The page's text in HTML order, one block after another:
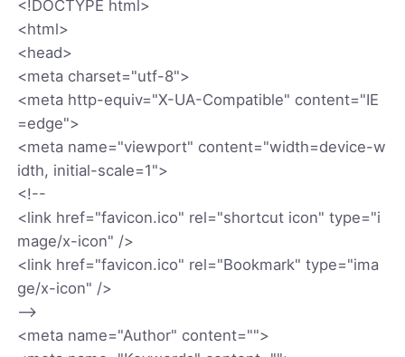
<!DOCTYPE html>
<html>
<head>
<meta charset="utf-8">
<meta http-equiv="X-UA-Compatible" content="IE
=edge">
<meta name="viewport" content="width=device-w
idth, initial-scale=1">
<!--
<link href="favicon.ico" rel="shortcut icon" type="i
mage/x-icon" />
<link href="favicon.ico" rel="Bookmark" type="ima
ge/x-icon" />
-->
<meta name="Author" content="">